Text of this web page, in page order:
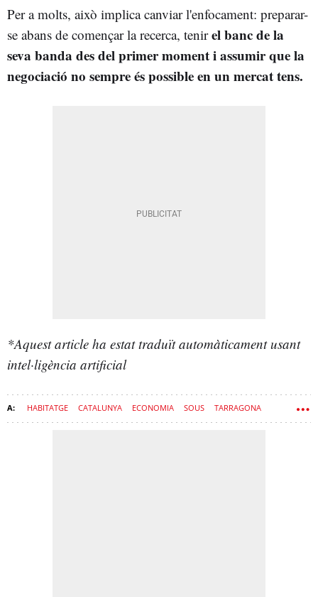
Per a molts, això implica canviar l'enfocament: preparar-
se abans de començar la recerca, tenirel banc de la
seva banda des del primer moment i assumir que la
negociació no sempre és possible en un mercat tens.
*Aquest article ha estat traduït automàticament usant
intel·ligència artificial
HABITATGE CATALUNYA ECONOMIA SOUS TARRAGONA